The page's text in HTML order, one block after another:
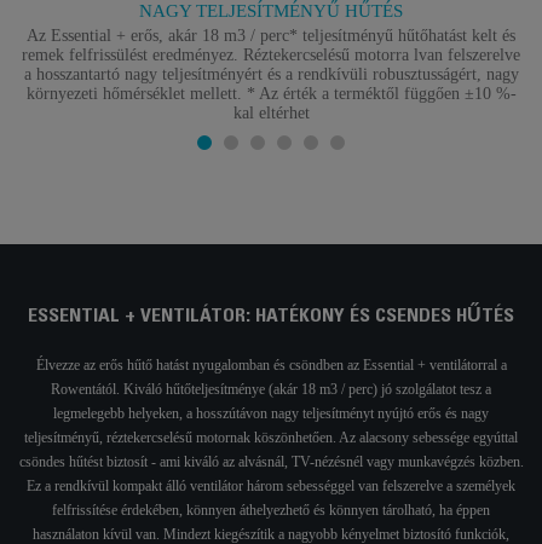
NAGY TELJESÍTMÉNYŰ HŰTÉS
Az Essential + erős, akár 18 m3 / perc* teljesítményű hűtőhatást kelt és
remek felfrissülést eredményez. Réztekercselésű motorra lvan felszerelve
a hosszantartó nagy teljesítményért és a rendkívüli robusztusságért, nagy
környezeti hőmérséklet mellett. * Az érték a terméktől függően ±10 %-
kal eltérhet
ESSENTIAL + VENTILÁTOR: HATÉKONY ÉS CSENDES HŰTÉS
Élvezze az erős hűtő hatást nyugalomban és csöndben az Essential + ventilátorral a
Rowentától. Kiváló hűtőteljesítménye (akár 18 m3 / perc) jó szolgálatot tesz a
legmelegebb helyeken, a hosszútávon nagy teljesítményt nyújtó erős és nagy
teljesítményű, réztekercselésű motornak köszönhetően. Az alacsony sebessége egyúttal
csöndes hűtést biztosít - ami kiváló az alvásnál, TV-nézésnél vagy munkavégzés közben.
Ez a rendkívül kompakt álló ventilátor három sebességgel van felszerelve a személyek
felfrissítése érdekében, könnyen áthelyezhető és könnyen tárolható, ha éppen
használaton kívül van. Mindezt kiegészítik a nagyobb kényelmet biztosító funkciók,